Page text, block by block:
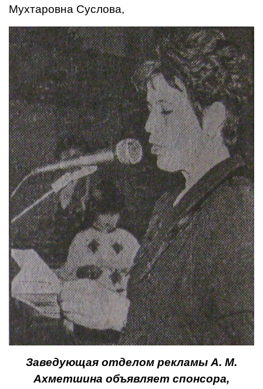
Мухтаровна Суслова,
Заведующая отделом рекламы А. М.
Ахметшина объявляет спонсора,